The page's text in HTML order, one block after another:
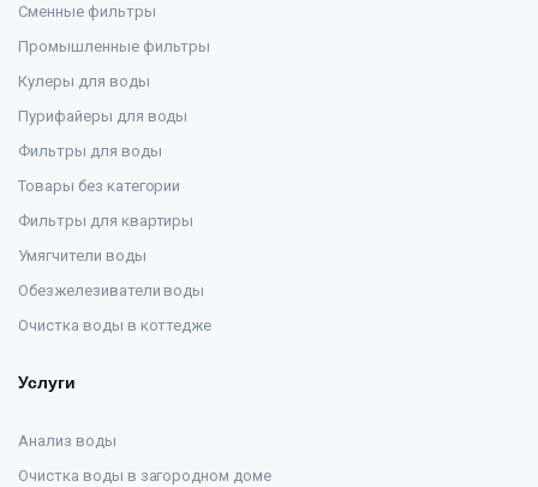
Сменные фильтры
Промышленные фильтры
Кулеры для воды
Пурифайеры для воды
Фильтры для воды
Товары без категории
Фильтры для квартиры
Умягчители воды
Обезжелезиватели воды
Очистка воды в коттедже
Услуги
Анализ воды
Очистка воды в загородном доме